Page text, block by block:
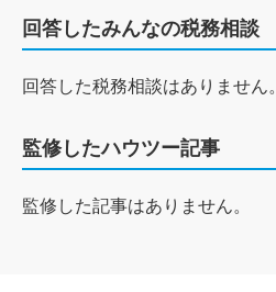
回答したみんなの税務相談
回答した税務相談はありません。
監修したハウツー記事
監修した記事はありません。